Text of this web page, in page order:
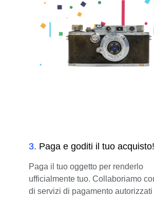
3. Paga e goditi il tuo acquisto!
Paga il tuo oggetto per renderlo
ufficialmente tuo. Collaboriamo
di servizi di pagamento